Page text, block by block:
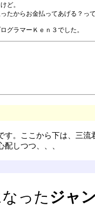
ど。
たからお金払ってあげる？っ
す。ここから下は、三
しつつ、、、
った ジャ